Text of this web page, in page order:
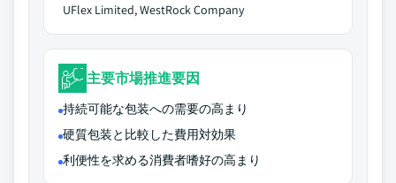
UFlex Limited, WestRock Company
主要市場推進要因
持続可能な包装への需要の高まり
硬質包装と比較した費用対効果
利便性を求める消費者嗜好の高まり